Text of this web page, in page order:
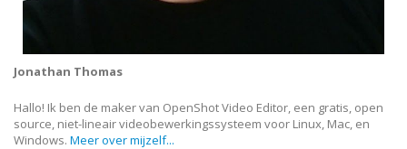
Jonathan Thomas
Hallo! Ik ben de maker van OpenShot Video Editor, een gratis, open
source, niet-lineair videobewerkingssysteem voor Linux, Mac, en
Windows. Meer over mijzelf...